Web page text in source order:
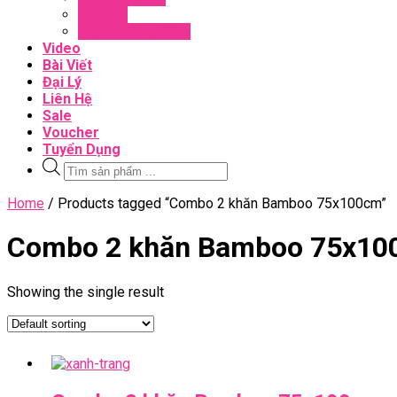
Video
Bài Viết
Đại Lý
Liên Hệ
Sale
Voucher
Tuyển Dụng
Tìm
kiếm
sản
Close
Home / Products tagged “Combo 2 khăn Bamboo 75x100cm”
Combo 2 khăn Bamboo
Showing the single result